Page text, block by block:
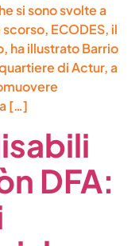
si sono svolte a
ECODES, il
ha illustrato Barrio
di Actur, a
[…]
DFA: